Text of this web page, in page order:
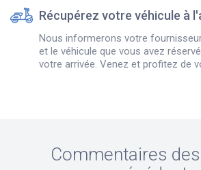
Récupérez votre véhicule à
Nous informerons votre
et le véhicule que vous avez
votre arrivée. Venez et profitez de
Commentaires